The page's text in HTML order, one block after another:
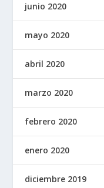
junio 2020
mayo 2020
abril 2020
marzo 2020
febrero 2020
enero 2020
diciembre 2019